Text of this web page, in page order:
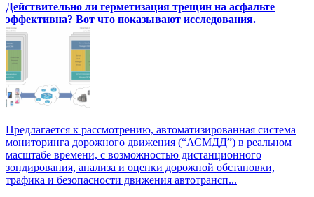
Действительно ли герметизация трещин на асфальте
эффективна? Вот что показывают исследования.
Предлагается к рассмотрению, автоматизированная система
мониторинга дорожного движения (“АСМДД”) в реальном
масштабе времени, с возможностью дистанционного
зондирования, анализа и оценки дорожной обстановки,
трафика и безопасности движения автотрансп...